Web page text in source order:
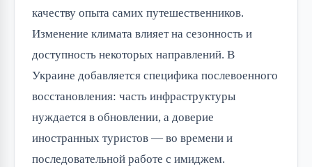
качеству опыта самих путешественников.
Изменение климата влияет на сезонность и
доступность некоторых направлений. В
Украине добавляется специфика послевоенного
восстановления: часть инфраструктуры
нуждается в обновлении, а доверие
иностранных туристов — во времени и
последовательной работе с имиджем.